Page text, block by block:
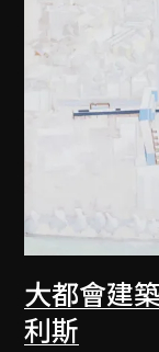
大都會建
利斯